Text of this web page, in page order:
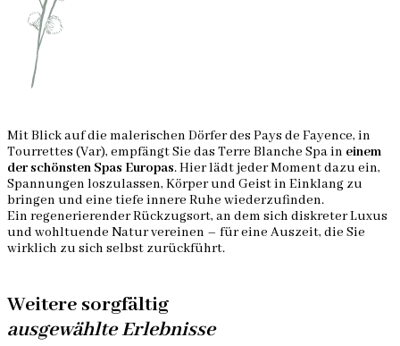
Mit Blick auf die malerischen Dörfer des Pays de Fayence, in
Tourrettes (Var), empfängt Sie das Terre Blanche Spa in einem
der schönsten Spas Europas. Hier lädt jeder Moment dazu ein,
Spannungen loszulassen, Körper und Geist in Einklang zu
bringen und eine tiefe innere Ruhe wiederzufinden.
Ein regenerierender Rückzugsort, an dem sich diskreter Luxus
und wohltuende Natur vereinen – für eine Auszeit, die Sie
wirklich zu sich selbst zurückführt.
Weitere sorgfältig
ausgewählte Erlebnisse